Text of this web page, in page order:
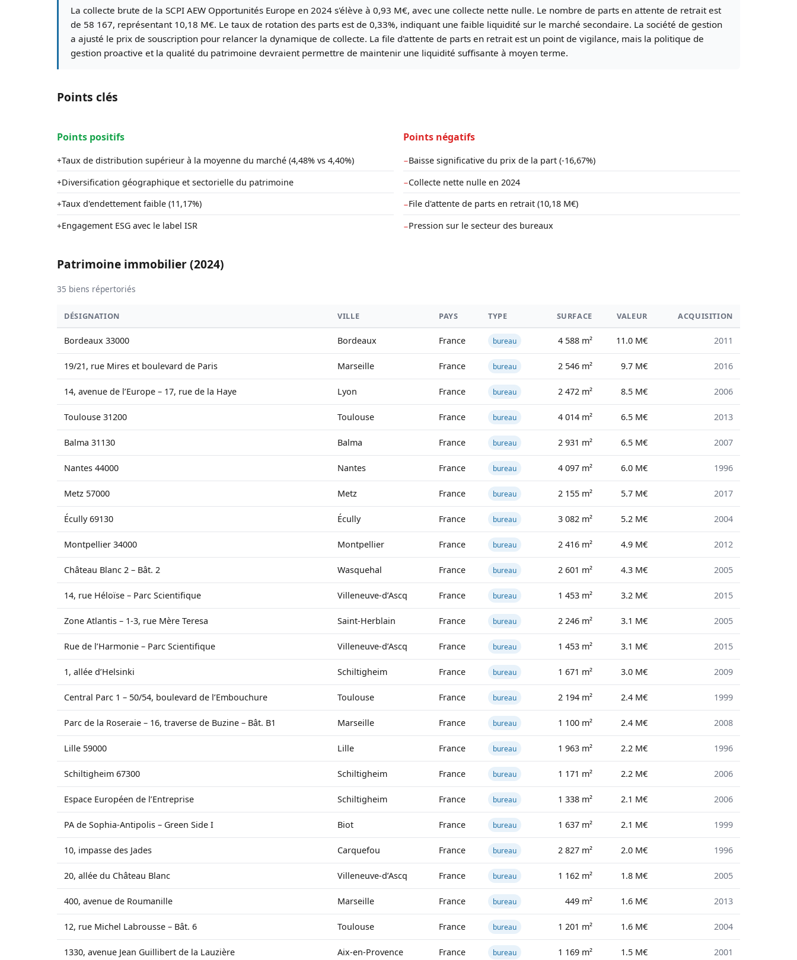
La collecte brute de la SCPI AEW Opportunités Europe en 2024 s'élève à 0,93 M€, avec une collecte nette nulle. Le nombre de parts en attente de retrait est
de 58 167, représentant 10,18 M€. Le taux de rotation des parts est de 0,33%, indiquant une faible liquidité sur le marché secondaire. La société de gestion
a ajusté le prix de souscription pour relancer la dynamique de collecte. La file d'attente de parts en retrait est un point de vigilance, mais la politique de
gestion proactive et la qualité du patrimoine devraient permettre de maintenir une liquidité suffisante à moyen terme.
Points clés
Points positifs
+Taux de distribution supérieur à la moyenne du marché (4,48% vs 4,40%)
+Diversification géographique et sectorielle du patrimoine
+Taux d'endettement faible (11,17%)
+Engagement ESG avec le label ISR
Points négatifs
−Baisse significative du prix de la part (-16,67%)
−Collecte nette nulle en 2024
−File d'attente de parts en retrait (10,18 M€)
−Pression sur le secteur des bureaux
Patrimoine immobilier (2024)
35 biens répertoriés
DÉSIGNATION VILLE PAYS TYPE SURFACE VALEUR ACQUISITION
Bordeaux 33000 Bordeaux France bureau 4 588 m² 11.0 M€ 2011
19/21, rue Mires et boulevard de Paris Marseille France bureau 2 546 m² 9.7 M€ 2016
14, avenue de l’Europe – 17, rue de la Haye Lyon France bureau 2 472 m² 8.5 M€ 2006
Toulouse 31200 Toulouse France bureau 4 014 m² 6.5 M€ 2013
Balma 31130 Balma France bureau 2 931 m² 6.5 M€ 2007
Nantes 44000 Nantes France bureau 4 097 m² 6.0 M€ 1996
Metz 57000 Metz France bureau 2 155 m² 5.7 M€ 2017
Écully 69130 Écully France bureau 3 082 m² 5.2 M€ 2004
Montpellier 34000 Montpellier France bureau 2 416 m² 4.9 M€ 2012
Château Blanc 2 – Bât. 2 Wasquehal France bureau 2 601 m² 4.3 M€ 2005
14, rue Héloïse – Parc Scientifique Villeneuve-d’Ascq France bureau 1 453 m² 3.2 M€ 2015
Zone Atlantis – 1-3, rue Mère Teresa Saint-Herblain France bureau 2 246 m² 3.1 M€ 2005
Rue de l’Harmonie – Parc Scientifique Villeneuve-d’Ascq France bureau 1 453 m² 3.1 M€ 2015
1, allée d’Helsinki Schiltigheim France bureau 1 671 m² 3.0 M€ 2009
Central Parc 1 – 50/54, boulevard de l’Embouchure Toulouse France bureau 2 194 m² 2.4 M€ 1999
Parc de la Roseraie – 16, traverse de Buzine – Bât. B1 Marseille France bureau 1 100 m² 2.4 M€ 2008
Lille 59000 Lille France bureau 1 963 m² 2.2 M€ 1996
Schiltigheim 67300 Schiltigheim France bureau 1 171 m² 2.2 M€ 2006
Espace Européen de l’Entreprise Schiltigheim France bureau 1 338 m² 2.1 M€ 2006
PA de Sophia-Antipolis – Green Side I Biot France bureau 1 637 m² 2.1 M€ 1999
10, impasse des Jades Carquefou France bureau 2 827 m² 2.0 M€ 1996
20, allée du Château Blanc Villeneuve-d’Ascq France bureau 1 162 m² 1.8 M€ 2005
400, avenue de Roumanille Marseille France bureau 449 m² 1.6 M€ 2013
12, rue Michel Labrousse – Bât. 6 Toulouse France bureau 1 201 m² 1.6 M€ 2004
1330, avenue Jean Guillibert de la Lauzière Aix-en-Provence France bureau 1 169 m² 1.5 M€ 2001